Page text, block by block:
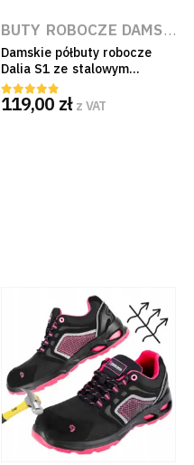
,BUTY PO
BUTY ROBOCZE DAMSKIE
Damskie półbuty robocze
Dalia S1 ze stalowym
podnoskiem Procera
Oddychające 3D Mesh EN
ISO 20345:2022
4.75out of 5
119,00 zł z VAT